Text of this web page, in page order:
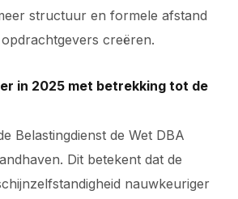
structuur en formele afstand
creëren.
in 2025 met betrekking tot de
Belastingdienst de Wet DBA
Dit betekent dat de
nauwkeuriger